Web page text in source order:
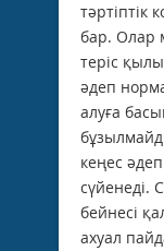
тәртіптік
бар. Олар
теріс
әдеп
алуға
кеңес
сүйенеді.
бейнесі
ахуал